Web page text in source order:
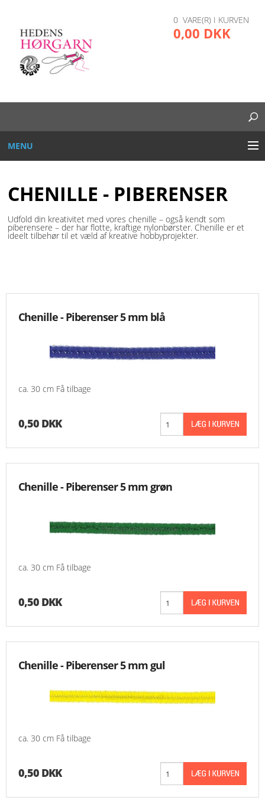
0 VARE(R) I KURVEN
0,00 DKK
MENU
DIVERSE
GARN OG TRÅD
KNIPLING
MØNSTRE OG BØGER
NYHEDER
OM OS
CHENILLE - PIBERENSER
Udfold din kreativitet med vores chenille – også kendt som
piberensere – der har flotte, kraftige nylonbørster. Chenille er et
ideelt tilbehør til et væld af kreative hobbyprojekter.
Chenille - Piberenser 5 mm blå
ca. 30 cm Få tilbage
0,50 DKK
Chenille - Piberenser 5 mm grøn
ca. 30 cm Få tilbage
0,50 DKK
Chenille - Piberenser 5 mm gul
ca. 30 cm Få tilbage
0,50 DKK